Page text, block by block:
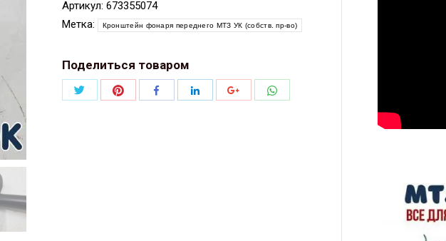
Артикул: 673355074
Метка:
Кронштейн фонаря переднего МТЗ УК (собств. пр-во)
Поделиться товаром
ПоделитьсяПоделитьсяПоделитьсяПоделитьсяПоделитьсяПоделиться